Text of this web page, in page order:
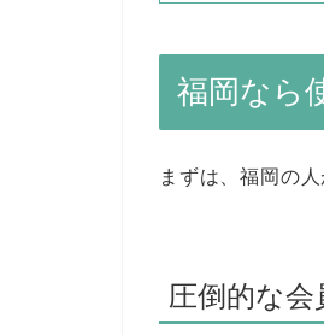
福岡なら
まずは、福岡の
圧倒的な会